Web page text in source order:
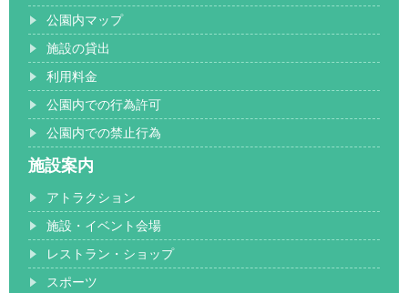
公園内マップ
施設の貸出
利用料金
公園内での行為許可
公園内での禁止行為
施設案内
アトラクション
施設・イベント会場
レストラン・ショップ
スポーツ